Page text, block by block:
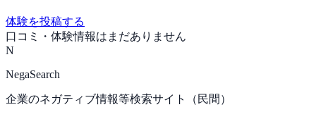
体験を投稿する
口コミ・体験情報はまだありません
N
NegaSearch
企業のネガティブ情報等検索サイト（民間）